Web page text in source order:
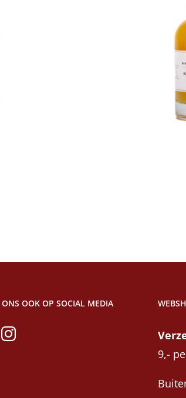
Toevoegen aan
OOK OP SOCIAL MEDIA
9,-